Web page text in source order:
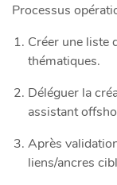
Processus
Créer une liste
thématiques.
Déléguer la
assistant
Après
liens/ancres